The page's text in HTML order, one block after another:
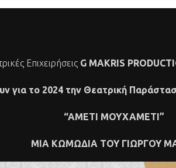
Επιχειρήσεις G MAKRIS
για το 2024 την Θεατρική
“AΜΕΤΙ ΜΟΥΧΑΜΕΤΙ”
ΜΙΑ ΚΩΜΩΔΙΑ ΤΟΥ ΓΙΩΡΓΟΥ